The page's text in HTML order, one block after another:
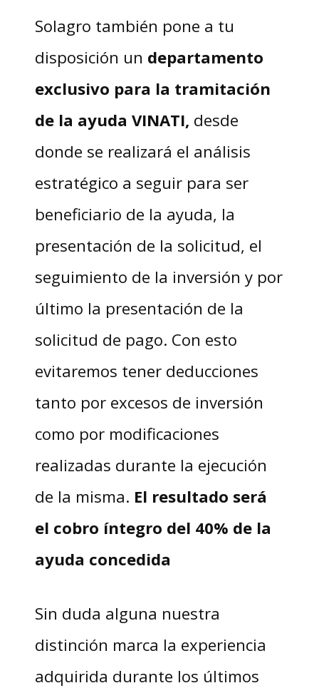
Solagro también pone a tu
disposición un departamento
exclusivo para la tramitación
de la ayuda VINATI, desde
donde se realizará el análisis
estratégico a seguir para ser
beneficiario de la ayuda, la
presentación de la solicitud, el
seguimiento de la inversión y por
último la presentación de la
solicitud de pago. Con esto
evitaremos tener deducciones
tanto por excesos de inversión
como por modificaciones
realizadas durante la ejecución
de la misma. El resultado será
el cobro íntegro del 40% de la
ayuda concedida
Sin duda alguna nuestra
distinción marca la experiencia
adquirida durante los últimos